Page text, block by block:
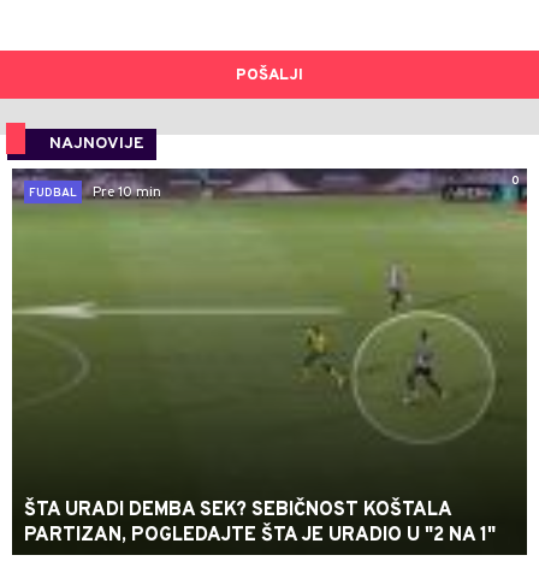
POŠALJI
NAJNOVIJE
0
FUDBAL
Pre 10 min
ŠTA URADI DEMBA SEK? SEBIČNOST KOŠTALA
PARTIZAN, POGLEDAJTE ŠTA JE URADIO U "2 NA 1"